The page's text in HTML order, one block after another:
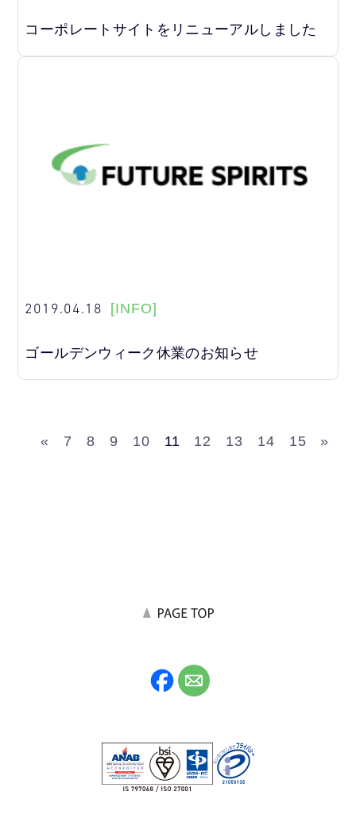
コーポレートサイトをリニューアルしました
2019.04.18 [INFO]
ゴールデンウィーク休業のお知らせ
« 7 8 9 10 11 12 13 14 15 »